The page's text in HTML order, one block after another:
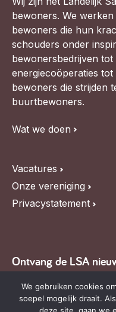
bewoners. We
bewoners die hun
schouders onder
bewonersbedrijven
energiecoöperaties
bewoners die strijden
buurtbewoners.
Wat we doen
Vacatures
Onze vereniging
Privacystatement
Ontvang de LSA
Blijf op de hoogte
relevante
We gebruiken cookies
soepel mogelijk draait.